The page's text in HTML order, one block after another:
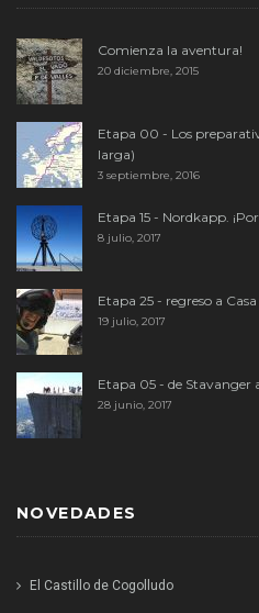
Comienza la aventura!
20 diciembre, 2015
Etapa 00 - Los
larga)
3 septiembre, 2016
Etapa 15 - Nordkapp.
8 julio, 2017
Etapa 25 - regreso a Casa
19 julio, 2017
Etapa 05 - de Stavanger
28 junio, 2017
NOVEDADES
El Castillo de Cogolludo